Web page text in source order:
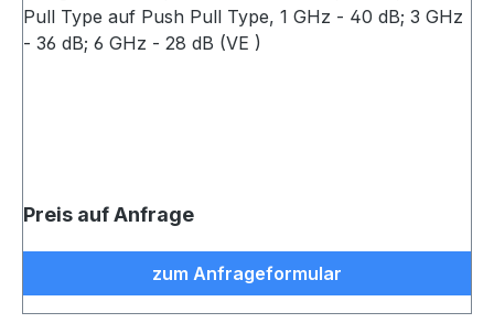
Pull Type auf Push Pull Type, 1 GHz - 40 dB; 3 GHz
- 36 dB; 6 GHz - 28 dB (VE )
Preis auf Anfrage
zum Anfrageformular